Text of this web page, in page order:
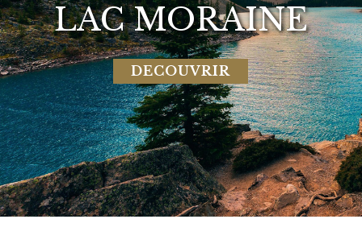
LAC MORAINE
DECOUVRIR